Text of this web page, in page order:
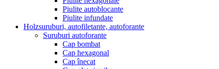
Piulite autoblocante
Piulite infundate
Holzsuruburi, autofiletante, autoforante
Suruburi autoforante
Cap bombat
Cap hexagonal
Cap înecat